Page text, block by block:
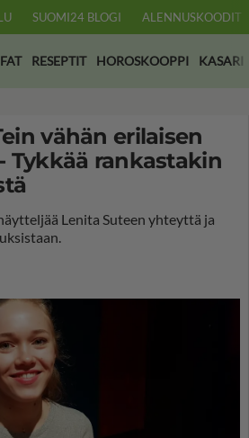
SUOMI24 BLOGI ALENNUSKOODIT
RESEPTIT HOROSKOOPPI KASARI
vähän erilaisen
Tykkää rankastakin
Lenita Suteen yhteyttä ja